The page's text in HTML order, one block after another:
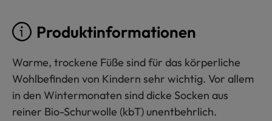
Produktinformationen
Warme, trockene Füße sind für das körperliche
Wohlbefinden von Kindern sehr wichtig. Vor allem
in den Wintermonaten sind dicke Socken aus
reiner Bio-Schurwolle (kbT) unentbehrlich.